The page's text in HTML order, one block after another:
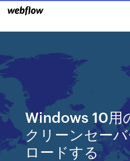
Windows 10用
クリーンセー
ロードする